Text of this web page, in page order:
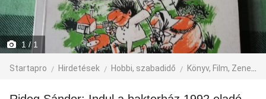
1/ 1
Startapro Hirdetések Hobbi, szabadidő Könyv, Film, Zene